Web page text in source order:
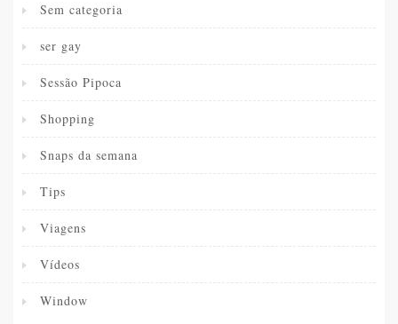
Sem categoria
ser gay
Sessão Pipoca
Shopping
Snaps da semana
Tips
Viagens
Vídeos
Window